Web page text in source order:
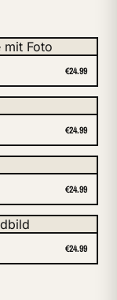
€24.99
€24.99
€24.99
€24.99